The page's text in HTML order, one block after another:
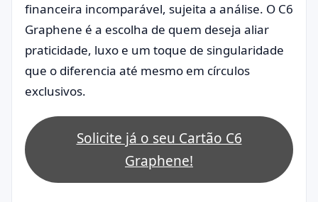
financeira incomparável, sujeita a análise. O C6
Graphene é a escolha de quem deseja aliar
praticidade, luxo e um toque de singularidade
que o diferencia até mesmo em círculos
exclusivos.
Solicite já o seu Cartão C6
Graphene!